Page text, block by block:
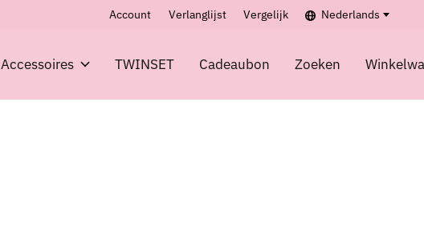
Account Verlanglijst Vergelijk Nederlands
Accessoires TWINSET Cadeaubon Zoeken